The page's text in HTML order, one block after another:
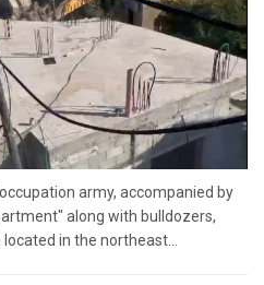
army, accompanied by
along with bulldozers,
in the northeast...